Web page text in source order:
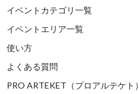
イベントカテゴリ一覧
イベントエリア一覧
使い方
よくある質問
PRO ARTEKET（プロアルテケト）